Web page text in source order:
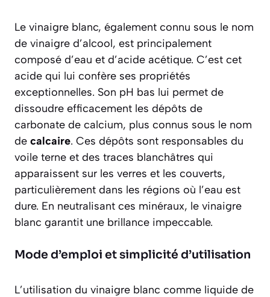
Le vinaigre blanc, également connu sous le nom
de vinaigre d’alcool, est principalement
composé d’eau et d’acide acétique. C’est cet
acide qui lui confère ses propriétés
exceptionnelles. Son pH bas lui permet de
dissoudre efficacement les dépôts de
carbonate de calcium, plus connus sous le nom
de calcaire. Ces dépôts sont responsables du
voile terne et des traces blanchâtres qui
apparaissent sur les verres et les couverts,
particulièrement dans les régions où l’eau est
dure. En neutralisant ces minéraux, le vinaigre
blanc garantit une brillance impeccable.
Mode d’emploi et simplicité d’utilisation
L’utilisation du vinaigre blanc comme liquide de